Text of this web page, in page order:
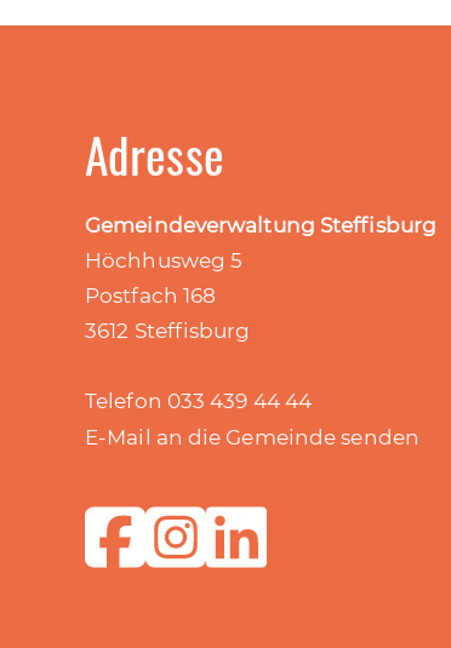
Adresse
Gemeindeverwaltung Steffisburg
Höchhusweg 5
Postfach 168
3612 Steffisburg
Telefon 033 439 44 44
E-Mail an die Gemeinde senden